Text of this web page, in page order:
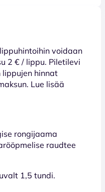
voidaan
2 € / lippu. Piletilevi
hinnat
Lue lisää
rongijaama
raudtee
1,5 tundi.